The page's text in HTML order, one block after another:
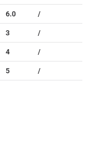
6.0 /
3 /
4 /
5 /